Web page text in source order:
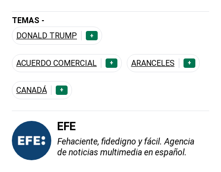
TEMAS -
DONALD TRUMP
+
ACUERDO COMERCIAL + ARANCELES +
CANADÁ +
EFE
Fehaciente, fidedigno y fácil. Agencia
de noticias multimedia en español.